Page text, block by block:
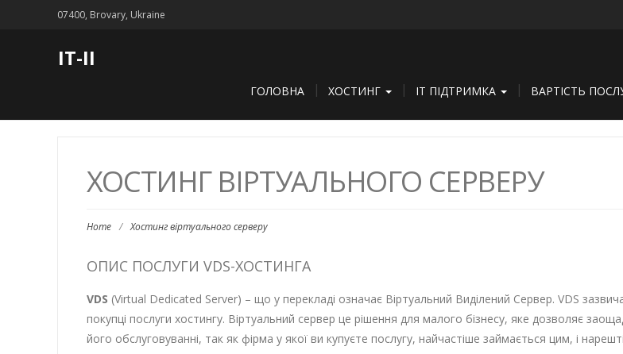
07400, Brovary, Ukraine
IT-II
ГОЛОВНА ХОСТИНГ IT ПІДТРИМКА ВАРТІСТЬ
ХОСТИНГ ВІРТУАЛЬНОГО СЕРВЕРУ
Home / Хостинг віртуального серверу
ОПИС ПОСЛУГИ VDS-ХОСТИНГА
VDS (Virtual Dedicated Server) – що у перекладі означає Віртуальний Виділений Сервер. VDS
покупці послуги хостингу. Віртуальний сервер це рішення для малого бізнесу, яке дозволяє
його обслуговуванні, так як фірма у якої ви купуєте послугу, найчастіше займається цим, і